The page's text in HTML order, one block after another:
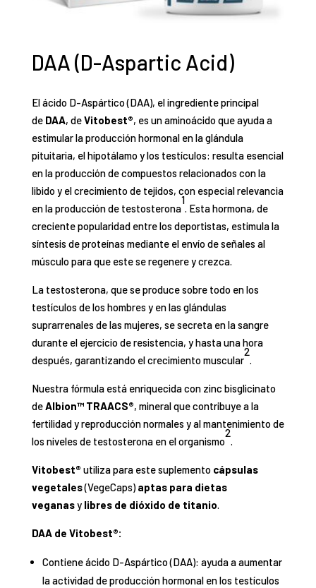
DAA (D-Aspartic Acid)
El ácido D-Aspártico (DAA), el ingrediente principal
de DAA, deVitobest®, es un aminoácido que ayuda a
estimular la producción hormonal en la glándula
pituitaria, el hipotálamo y los testículos: resulta esencial
en la producción de compuestos relacionados con la
libido y el crecimiento de tejidos, con especial relevancia
en la producción de testosterona
1
. Esta hormona, de
creciente popularidad entre los deportistas, estimula la
síntesis de proteínas mediante el envío de señales al
músculo para que este se regenere y crezca.
La testosterona, que se produce sobre todo en los
testículos de los hombres y en las glándulas
suprarrenales de las mujeres, se secreta en la sangre
durante el ejercicio de resistencia, y hasta una hora
después, garantizando el crecimiento muscular
2
.
Nuestra fórmula está enriquecida con zinc bisglicinato
deAlbion™ TRAACS®, mineral que contribuye a la
fertilidad y reproducción normales y al mantenimiento de
los niveles de testosterona en el organismo
2
.
Vitobest® utiliza para este suplemento cápsulas
vegetales(VegeCaps)aptas para dietas
veganasy libres de dióxido de titanio.
DAA de Vitobest®:
Contiene ácido D-Aspártico (DAA): ayuda a aumentar
la actividad de producción hormonal en los testículos